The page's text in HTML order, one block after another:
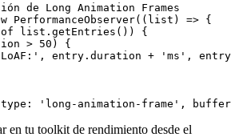
de Long Animation Frames
PerformanceObserver((list) => {
list.getEntries()) {
> 50) {
entry.duration + 'ms',
en tu toolkit de rendimiento desde el